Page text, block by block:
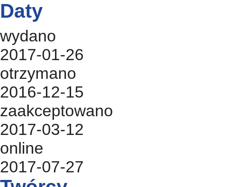
Daty
wydano
2017-01-26
otrzymano
2016-12-15
zaakceptowano
2017-03-12
online
2017-07-27